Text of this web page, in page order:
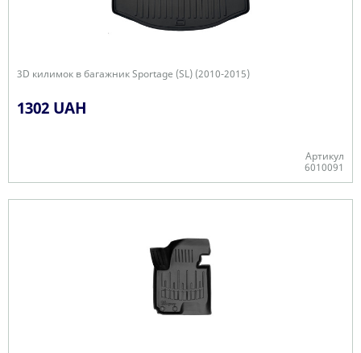
3D килимок в багажник Sportage (SL) (2010-2015)
1302 UAH
Артикул
6010091